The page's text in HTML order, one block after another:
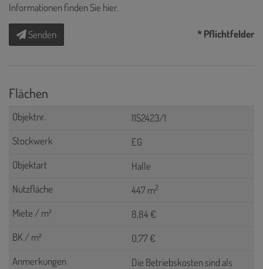
Informationen finden Sie hier.
Senden * Pflichtfelder
Flächen
1152423/1
EG
Halle
447 m2
8,84 €
0,77 €
Die Betriebskosten sind als